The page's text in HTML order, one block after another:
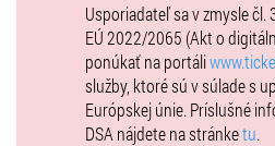
Usporiadateľ sa v zmysle čl.
EÚ 2022/2065 (Akt o
ponúkať na portáli
služby, ktoré sú v súlade s
Európskej únie. Príslušné
DSA nájdete na stránketu.